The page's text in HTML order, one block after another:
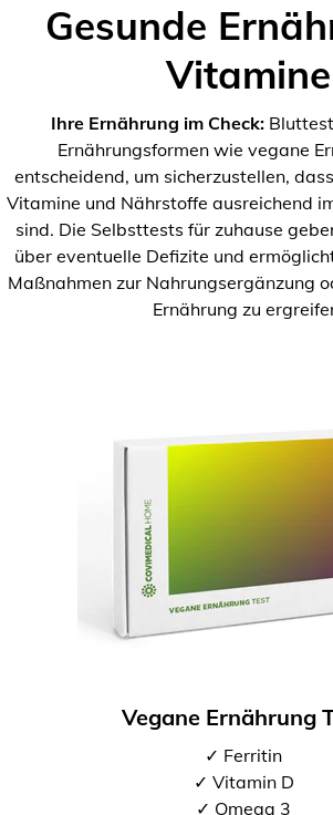
Gesunde
Vitamine
Ihre Ernährung im Check:
Ernährungsformen wie vegane
entscheidend, um sicherzustellen,
Vitamine und Nährstoffe ausreichend
sind. Die Selbsttests für zuhause
über eventuelle Defizite und
Maßnahmen zur Nahrungsergänzung
Ernährung zu
Vegane Ernährung
✓ Ferritin
✓ Vitamin D
✓ Omega 3